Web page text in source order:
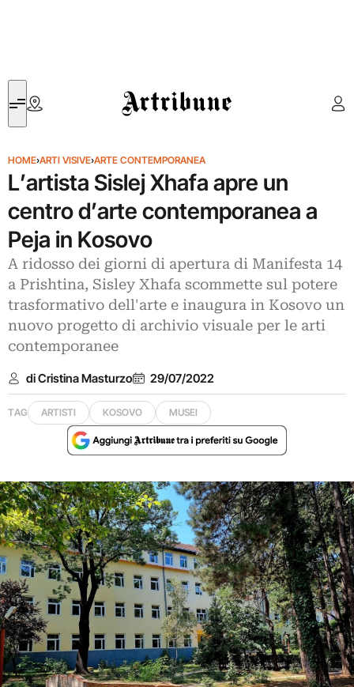
Artribune
HOME›ARTI VISIVE›ARTE CONTEMPORANEA
L’artista Sislej Xhafa apre un
centro d’arte contemporanea a
Peja in Kosovo
A ridosso dei giorni di apertura di Manifesta 14
a Prishtina, Sisley Xhafa scommette sul potere
trasformativo dell'arte e inaugura in Kosovo un
nuovo progetto di archivio visuale per le arti
contemporanee
di Cristina Masturzo 29/07/2022
TAG ARTISTI KOSOVO MUSEI